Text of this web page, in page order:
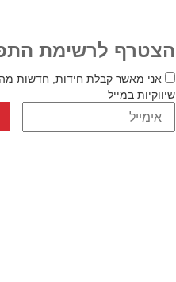
הצטרף לרשימת
אני מאשר קבלת חידות, חדשות
שיווקיות במייל